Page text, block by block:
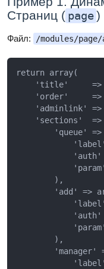
Страниц ( page)
Файл: /modules/page/
return array(
'title'
'order'
'adminlink'
'sections'
'queue' =>
        ),
'add' =>
        ),
'manager'